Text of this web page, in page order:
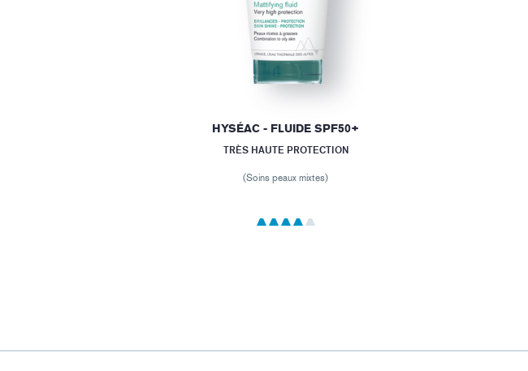
HYSÉAC - FLUIDE SPF50+
TRÈS HAUTE PROTECTION
(Soins peaux mixtes)